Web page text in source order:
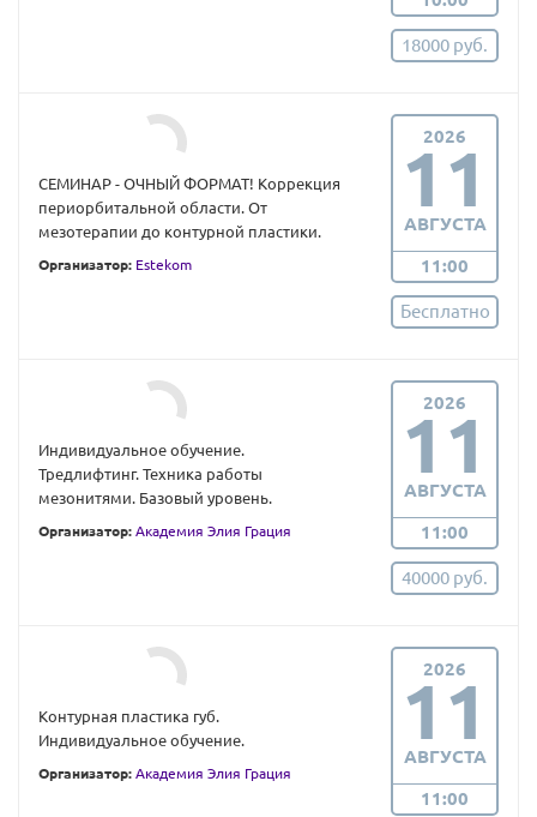
18000 руб.
СЕМИНАР - ОЧНЫЙ ФОРМАТ! Коррекция
периорбитальной области. От
мезотерапии до контурной пластики.
Организатор: Estekom
2026
11
АВГУСТА
11:00
Бесплатно
Индивидуальное обучение.
Тредлифтинг. Техника работы
мезонитями. Базовый уровень.
Организатор: Академия Элия Грация
2026
11
АВГУСТА
11:00
40000 руб.
Контурная пластика губ.
Индивидуальное обучение.
Организатор: Академия Элия Грация
2026
11
АВГУСТА
11:00